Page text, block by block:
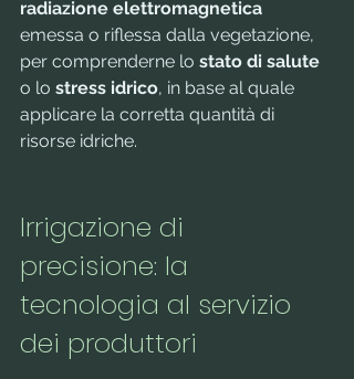
radiazione elettromagnetica
emessa o riflessa dalla vegetazione,
per comprenderne lo stato di salute
o lo stress idrico, in base al quale
applicare la corretta quantità di
risorse idriche.
Irrigazione di
precisione: la
tecnologia al servizio
dei produttori